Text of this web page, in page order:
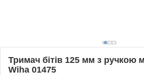
Тримач бітів 125 мм з ручкою
Wiha 01475